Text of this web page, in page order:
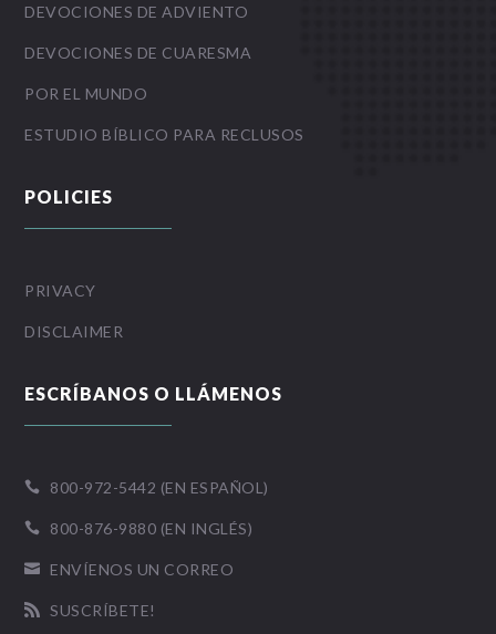
DEVOCIONES DE ADVIENTO
DEVOCIONES DE CUARESMA
POR EL MUNDO
ESTUDIO BÍBLICO PARA RECLUSOS
POLICIES
PRIVACY
DISCLAIMER
ESCRÍBANOS O LLÁMENOS
 800-972-5442 (EN ESPAÑOL)
 800-876-9880 (EN INGLÉS)
 ENVÍENOS UN CORREO
 SUSCRÍBETE!